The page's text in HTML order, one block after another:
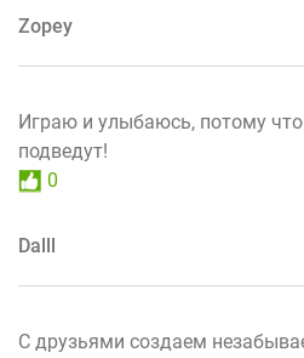
Zopey
Играю и улыбаюсь, потому
подведут!
0
Dalll
С друзьями создаем